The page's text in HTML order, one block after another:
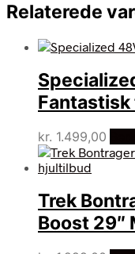
Relaterede
kr. 1.499,00
Trek
Boost 29″